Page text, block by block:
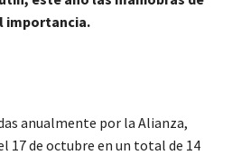
importancia.
anualmente por la Alianza,
17 de octubre en un total de 14